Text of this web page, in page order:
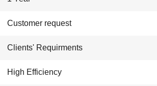
Customer request
Clients' Requirments
High Efficiency